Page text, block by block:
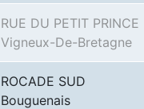
RUE DU PETIT PRINCE
Vigneux-De-Bretagne
ROCADE SUD
Bouguenais